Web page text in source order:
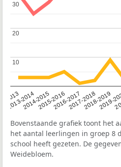
2013
2013-2014
2014-20152015-20162016-20172017-20182018-2019
2019-
10
10
20
20
30
30
Bovenstaande grafiek toont het
het aantal leerlingen in groep 8
school heeft gezeten. De
Weidebloem.